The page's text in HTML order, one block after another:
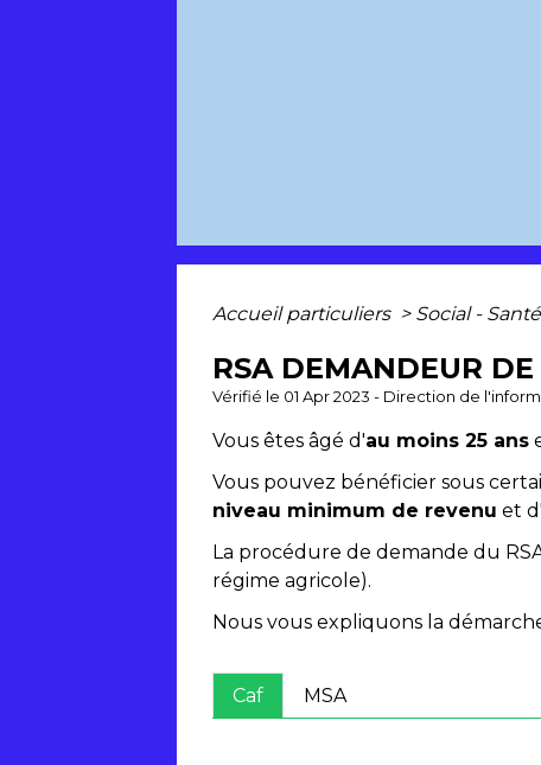
Accueil particuliers > Social - Santé
RSA DEMANDEUR
Vérifié le 01 Apr 2023 - Direction de
Vous êtes âgé d'au moins 25 ans
Vous pouvez bénéficier sous
niveau minimum de revenu et
La procédure de demande du
régime agricole).
Nous vous expliquons la
Caf MSA